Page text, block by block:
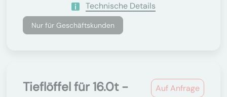
Technische Details
Nur für Geschäftskunden
Auf Anfrage
Tieflöffel für 16.0t -